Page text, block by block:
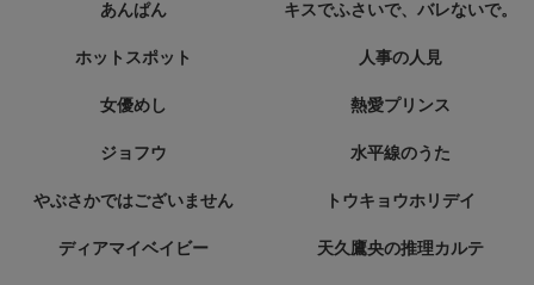
あんぱん キスでふさいで、バレないで。
ホットスポット 人事の人見
女優めし 熱愛プリンス
ジョフウ 水平線のうた
やぶさかではございません トウキョウホリデイ
ディアマイベイビー 天久鷹央の推理カルテ